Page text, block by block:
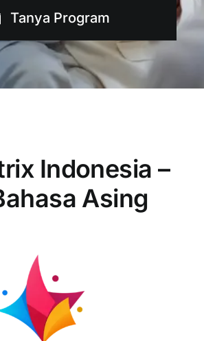
Tanya Program
Indonesia –
Asing